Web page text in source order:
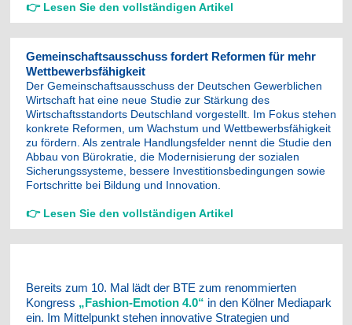
👉 Lesen Sie den vollständigen Artikel
Gemeinschaftsausschuss fordert Reformen für mehr
Wettbewerbsfähigkeit
Der Gemeinschaftsausschuss der Deutschen Gewerblichen
Wirtschaft hat eine neue Studie zur Stärkung des
Wirtschaftsstandorts Deutschland vorgestellt. Im Fokus stehen
konkrete Reformen, um Wachstum und Wettbewerbsfähigkeit
zu fördern. Als zentrale Handlungsfelder nennt die Studie den
Abbau von Bürokratie, die Modernisierung der sozialen
Sicherungssysteme, bessere Investitionsbedingungen sowie
Fortschritte bei Bildung und Innovation.
👉Lesen Sie den vollständigen Artikel
Bereits zum 10. Mal lädt der BTE zum renommierten
Kongress „Fashion-Emotion 4.0“ in den Kölner Mediapark
ein. Im Mittelpunkt stehen innovative Strategien und